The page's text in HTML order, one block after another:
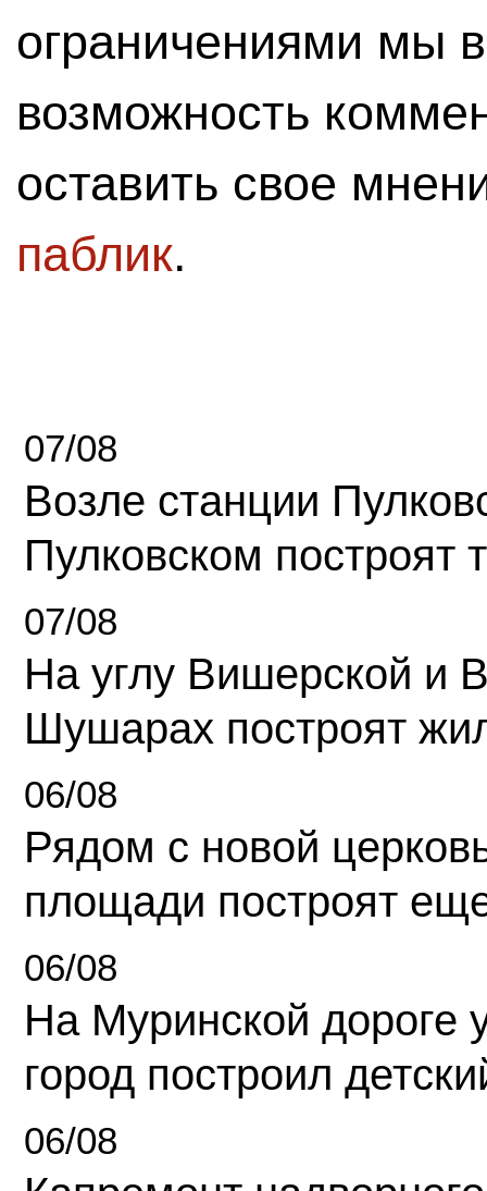
ограничениями мы
возможность
оставить свое
паблик.
07/08
Возле станции
Пулковском построят
07/08
На углу Вишерской и
Шушарах построят
06/08
Рядом с новой
площади построят
06/08
На Муринской дороге
город построил
06/08